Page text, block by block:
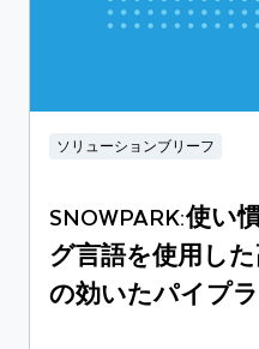
ソリューションブリーフ
SNOWPARK:使
グ言語を使用し
の効いたパイプ